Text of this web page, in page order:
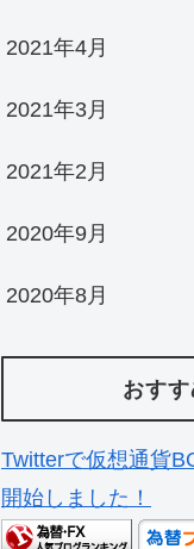
2021年4月
2021年3月
2021年2月
2020年9月
2020年8月
おす
Twitterで仮想通貨
開始しました！